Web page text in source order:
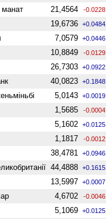
манат 21,4564 -0.0228
19,6736 +0.0484
7,0579 +0.0446
10,8849 -0.0129
26,7303 +0.0922
40,0823 +0.1848
5,0143 +0.0019
1,5685 -0.0004
5,1602 +0.0125
1,1817 -0.0012
38,4781 +0.0946
44,4888 +0.1615
13,5997 +0.0007
4,6702 -0.0046
5,1069 +0.0125